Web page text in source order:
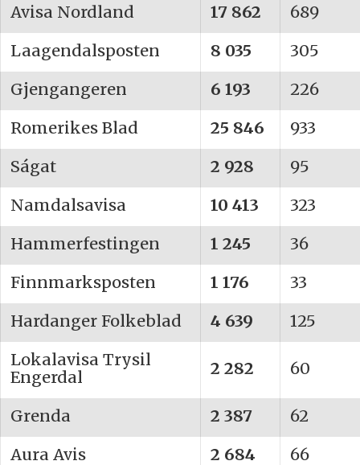
Avisa Nordland
17 862
689
Laagendalsposten
8 035
305
Gjengangeren
6 193
226
Romerikes Blad
25 846
933
Ságat
2 928
95
Namdalsavisa
10 413
323
Hammerfestingen
1 245
36
Finnmarksposten
1 176
33
Hardanger Folkeblad
4 639
125
Lokalavisa Trysil
Engerdal
2 282 60
Grenda 2 387
62
Aura Avis
2 684
66